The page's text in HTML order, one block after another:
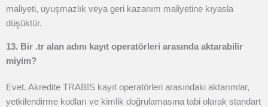
maliyeti, uyuşmazlık veya geri kazanım maliyetine kıyasla
düşüktür.
13. Bir .tr alan adını kayıt operatörleri arasında aktarabilir
miyim?
Evet. Akredite TRABIS kayıt operatörleri arasındaki aktarımlar,
yetkilendirme kodları ve kimlik doğrulamasına tabi olarak standart